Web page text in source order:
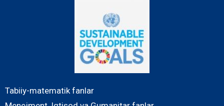
Tabiiy-matematik fanlar